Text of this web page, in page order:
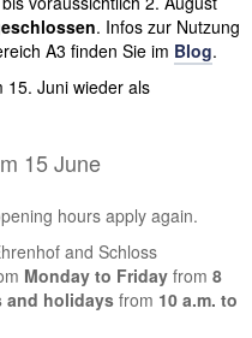
. Infos zur Nutzung
A3 finden Sie im Blog.
Juni wieder als
15 June
hours apply again.
and Schloss
Monday to Friday from 8
and holidaysfrom 10 a.m. to